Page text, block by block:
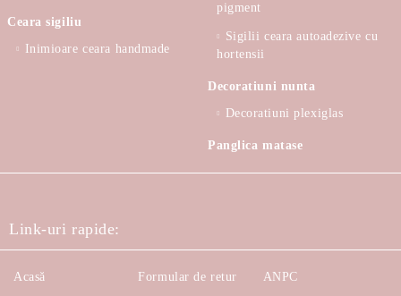
Ceara sigiliu
Inimioare ceara handmade
pigment
Sigilii ceara autoadezive cu
hortensii
Decoratiuni nunta
Decoratiuni plexiglas
Panglica matase
Link-uri rapide:
Acasă Formular de retur ANPC